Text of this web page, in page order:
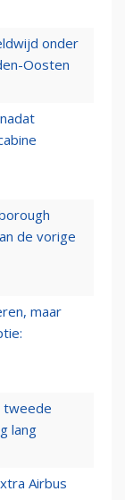
onder
Oosten
de vorige
maar
tweede
lang
Airbus